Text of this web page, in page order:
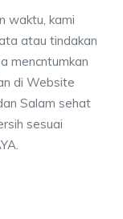
waktu, kami
atau tindakan
mencntumkan
di Website
Salam sehat
sesuai